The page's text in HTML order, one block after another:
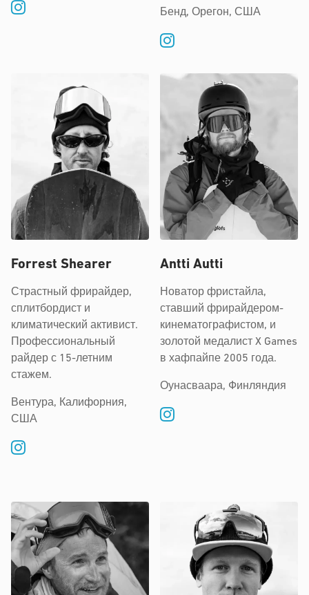
Бенд, Орегон, США
Forrest Shearer
Страстный фрирайдер,
сплитбордист и
климатический активист.
Профессиональный
райдер с 15-летним
стажем.
Вентура, Калифорния,
США
Antti Autti
Новатор фристайла,
ставший фрирайдером-
кинематографистом, и
золотой медалист X Games
в хафпайпе 2005 года.
Оунасваара, Финляндия